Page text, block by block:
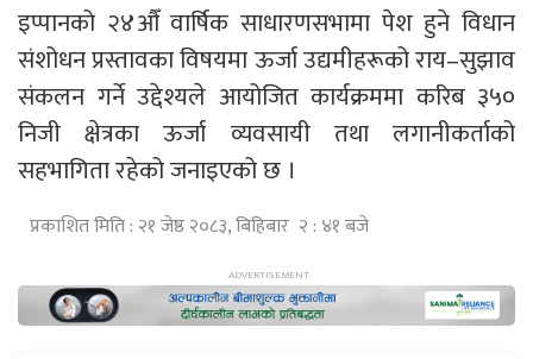
इप्पानको २४औँ वार्षिक साधारणसभामा पेश हुने विधान
संशोधन प्रस्तावका विषयमा ऊर्जा उद्यमीहरूको राय–सुझाव
संकलन गर्ने उद्देश्यले आयोजित कार्यक्रममा करिब ३५०
निजी क्षेत्रका ऊर्जा व्यवसायी तथा लगानीकर्ताको
सहभागिता रहेको जनाइएको छ ।
प्रकाशित मिति : २१ जेष्ठ २०८३, बिहिबार २ : ४१ बजे